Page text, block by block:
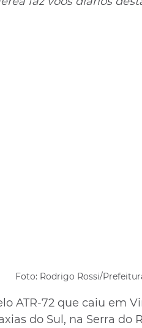
Foto: Rodrigo Rossi/
ATR-72 que caiu em
do Sul, na Serra do